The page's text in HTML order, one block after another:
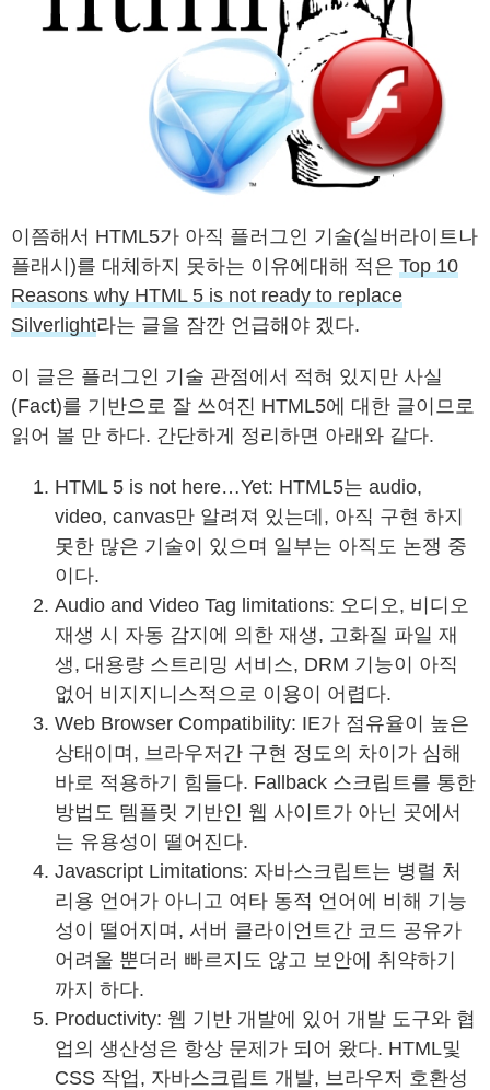
이쯤해서 HTML5가 아직 플러그인 기술(실버라이트나
플래시)를 대체하지 못하는 이유에대해 적은 Top 10
Reasons why HTML 5 is not ready to replace
Silverlight라는 글을 잠깐 언급해야 겠다.
이 글은 플러그인 기술 관점에서 적혀 있지만 사실
(Fact)를 기반으로 잘 쓰여진 HTML5에 대한 글이므로
읽어 볼 만 하다. 간단하게 정리하면 아래와 같다.
HTML 5 is not here…Yet: HTML5는 audio,
video, canvas만 알려져 있는데, 아직 구현 하지
못한 많은 기술이 있으며 일부는 아직도 논쟁 중
이다.
Audio and Video Tag limitations: 오디오, 비디오
재생 시 자동 감지에 의한 재생, 고화질 파일 재
생, 대용량 스트리밍 서비스, DRM 기능이 아직
없어 비지지니스적으로 이용이 어렵다.
Web Browser Compatibility: IE가 점유율이 높은
상태이며, 브라우저간 구현 정도의 차이가 심해
바로 적용하기 힘들다. Fallback 스크립트를 통한
방법도 템플릿 기반인 웹 사이트가 아닌 곳에서
는 유용성이 떨어진다.
Javascript Limitations: 자바스크립트는 병렬 처
리용 언어가 아니고 여타 동적 언어에 비해 기능
성이 떨어지며, 서버 클라이언트간 코드 공유가
어려울 뿐더러 빠르지도 않고 보안에 취약하기
까지 하다.
Productivity: 웹 기반 개발에 있어 개발 도구와 협
업의 생산성은 항상 문제가 되어 왔다. HTML및
CSS 작업, 자바스크립트 개발, 브라우저 호환성